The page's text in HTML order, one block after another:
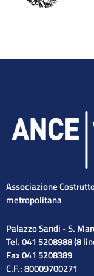
Associazione
metropolitana
Palazzo Sandi - S.
Tel. 041 5208988 (8
Fax 041 5208389
C.F.: 80009700271